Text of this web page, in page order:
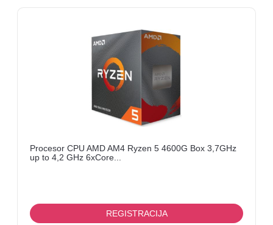
Procesor CPU AMD AM4 Ryzen 5 4600G Box 3,7GHz
up to 4,2 GHz 6xCore...
REGISTRACIJA